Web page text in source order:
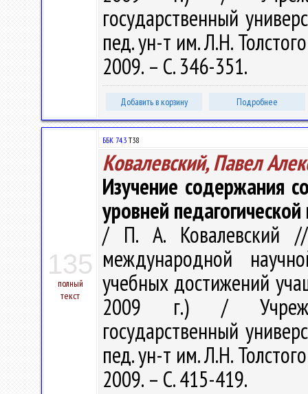
государственный
пед. ун-т им. Л.Н.
2009. – С. 346-351.
Добавить в корзину Подробнее
135
полный
текст
ББК 74.3 Т38
Ковалевский, Павел
Изучение содержания
уровней
/ П. А. Ковалевский
международной
учебных достижений
2009 г.) /
государственный
пед. ун-т им. Л.Н.
2009. – С. 415-419.